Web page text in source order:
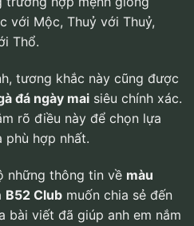
với Mộc, Thuỷ với Thuỷ,
Thổ.
tương khắc này cũng được
đá ngày mai siêu chính xác.
rõ điều này để chọn lựa
hợp nhất.
những thông tin về màu
B52 Club muốn chia sẻ đến
bài viết đã giúp anh em nắm